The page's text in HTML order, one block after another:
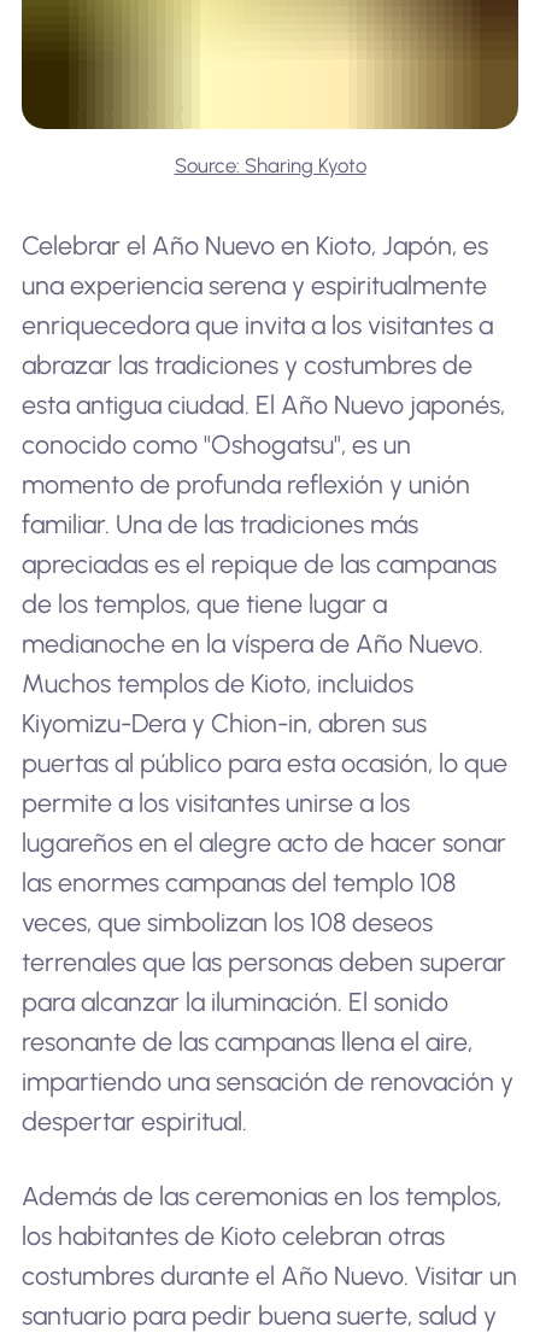
Source: Sharing Kyoto
Celebrar el Año Nuevo en Kioto, Japón, es
una experiencia serena y espiritualmente
enriquecedora que invita a los visitantes a
abrazar las tradiciones y costumbres de
esta antigua ciudad. El Año Nuevo japonés,
conocido como "Oshogatsu", es un
momento de profunda reflexión y unión
familiar. Una de las tradiciones más
apreciadas es el repique de las campanas
de los templos, que tiene lugar a
medianoche en la víspera de Año Nuevo.
Muchos templos de Kioto, incluidos
Kiyomizu-Dera y Chion-in, abren sus
puertas al público para esta ocasión, lo que
permite a los visitantes unirse a los
lugareños en el alegre acto de hacer sonar
las enormes campanas del templo 108
veces, que simbolizan los 108 deseos
terrenales que las personas deben superar
para alcanzar la iluminación. El sonido
resonante de las campanas llena el aire,
impartiendo una sensación de renovación y
despertar espiritual.
Además de las ceremonias en los templos,
los habitantes de Kioto celebran otras
costumbres durante el Año Nuevo. Visitar un
santuario para pedir buena suerte, salud y